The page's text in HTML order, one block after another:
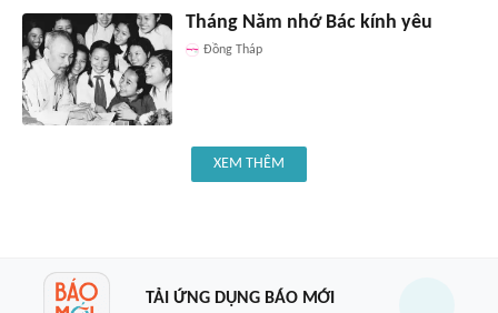
Tháng Năm nhớ Bác kính yêu
Đồng Tháp
XEM THÊM
TẢI ỨNG DỤNG BÁO MỚI